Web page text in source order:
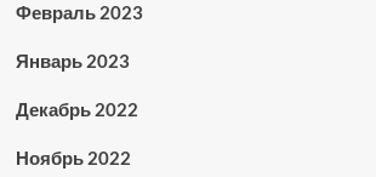
Февраль 2023
Январь 2023
Декабрь 2022
Ноябрь 2022